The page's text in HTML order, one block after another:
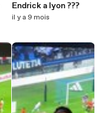
Endrick a lyon ???
il y a 9 mois